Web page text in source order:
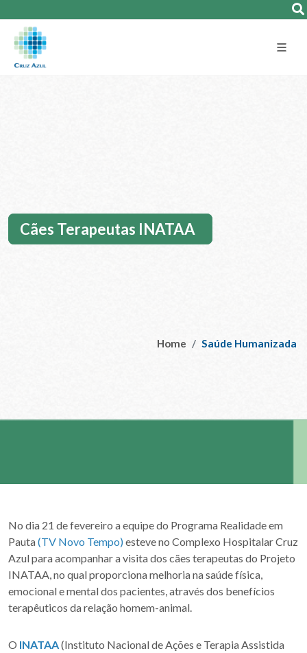
Cães Terapeutas INATAA
Home Saúde Humanizada
No dia 21 de fevereiro a equipe do Programa Realidade em
Pauta(TV Novo Tempo) esteve no Complexo Hospitalar Cruz
Azul para acompanhar a visita dos cães terapeutas do Projeto
INATAA, no qual proporciona melhoria na saúde física,
emocional e mental dos pacientes, através dos benefícios
terapêuticos da relação homem-animal.
O INATAA(Instituto Nacional de Ações e Terapia Assistida